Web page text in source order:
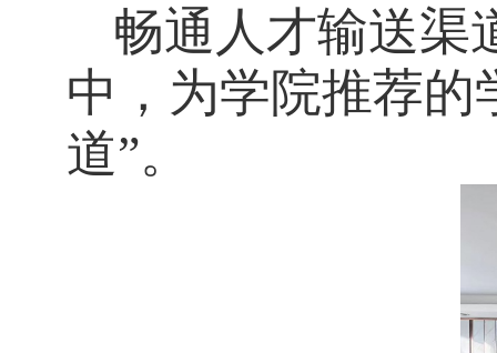
畅通人才输送渠
中，为学院推荐的
道”。